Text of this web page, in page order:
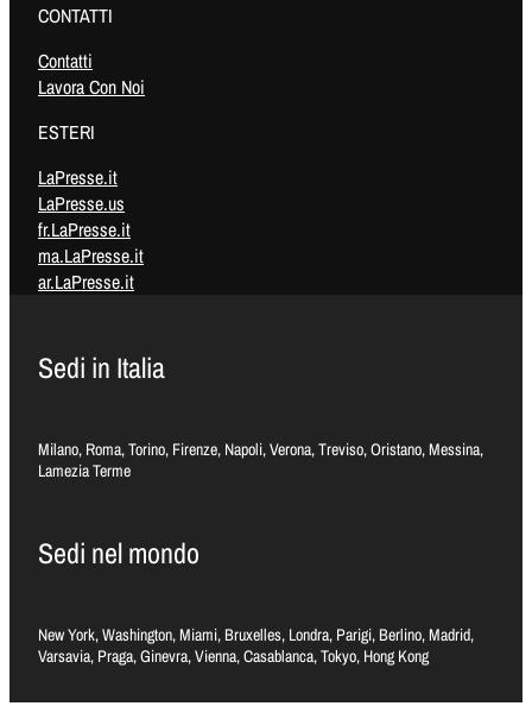
CONTATTI
Contatti
Lavora Con Noi
ESTERI
LaPresse.it
LaPresse.us
fr.LaPresse.it
ma.LaPresse.it
ar.LaPresse.it
Sedi in Italia
Milano, Roma, Torino, Firenze, Napoli, Verona, Treviso, Oristano, Messina,
Lamezia Terme
Sedi nel mondo
New York, Washington, Miami, Bruxelles, Londra, Parigi, Berlino, Madrid,
Varsavia, Praga, Ginevra, Vienna, Casablanca, Tokyo, Hong Kong